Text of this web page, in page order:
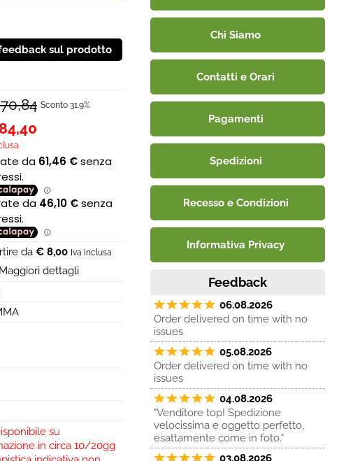
Hai perso la password?
Sconto 31.9%
da € 8,00 Iva inclusa
Maggiori dettagli
su
in circa 10/20gg
Chi Siamo
Contatti e Orari
Pagamenti
Spedizioni
Recesso e Condizioni
Informativa Privacy
Feedback
06.08.2026
Order delivered on time with no
issues
05.08.2026
Order delivered on time with no
issues
04.08.2026
"Venditore top! Spedizione
velocissima e oggetto perfetto,
esattamente come in foto."
03.08.2026